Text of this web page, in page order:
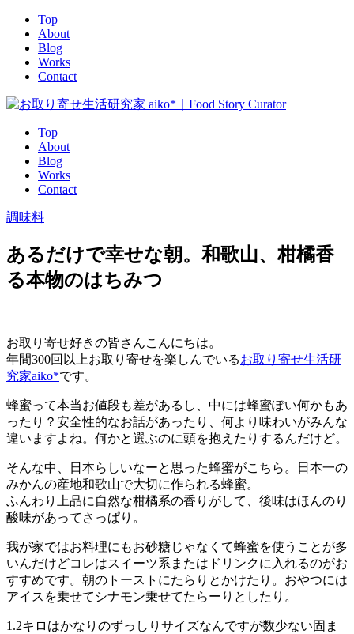
Top
About
Blog
Works
Contact
Top
About
Blog
Works
Contact
調味料
あるだけで幸せな朝。和歌山、柑橘香
る本物のはちみつ
お取り寄せ好きの皆さんこんにちは。
年間300回以上お取り寄せを楽しんでいるお取り寄せ生活研
究家aiko*です。
蜂蜜って本当お値段も差があるし、中には蜂蜜ぽい何かもあ
ったり？安全性的なお話があったり、何より味わいがみんな
違いますよね。何かと選ぶのに頭を抱えたりするんだけど。
そんな中、日本らしいなーと思った蜂蜜がこちら。日本一の
みかんの産地和歌山で大切に作られる蜂蜜。
ふんわり上品に自然な柑橘系の香りがして、後味はほんのり
酸味があってさっぱり。
我が家ではお料理にもお砂糖じゃなくて蜂蜜を使うことが多
いんだけどコレはスイーツ系またはドリンクに入れるのがお
すすめです。朝のトーストにたらりとかけたり。おやつには
アイスを乗せてシナモン乗せてたらーりとしたり。
1.2キロはかなりのずっしりサイズなんですが数少ない固ま